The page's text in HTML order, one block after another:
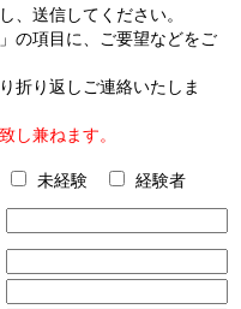
、送信してください。
の項目に、ご要望などをご
折り返しご連絡いたしま
し兼ねます。
未経験
経験者